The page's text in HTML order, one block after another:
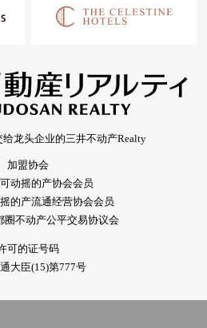
给龙头企业的三井不动产Realty
加盟协会
动摇的产协会会员
的产流通经营协会会员
圈不动产公平交易协议会
可的证号码
大臣(15)第777号